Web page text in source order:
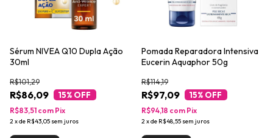
Sérum NIVEA Q10 Dupla Ação
30ml
R$86,09
R$101,29
15% OFF
2xde R$43,05 sem juros
R$83,51 com Pix
Pomada Reparadora Intensiva
Eucerin Aquaphor 50g
R$97,09
R$114,19
15% OFF
2xde R$48,55 sem juros
R$94,18 com Pix